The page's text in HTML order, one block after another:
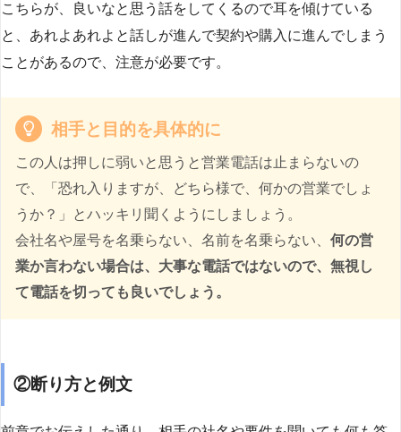
こちらが、良いなと思う話をしてくるので耳を傾けている
と、あれよあれよと話しが進んで契約や購入に進んでしまう
ことがあるので、注意が必要です。
相手と目的を具体的に
この人は押しに弱いと思うと営業電話は止まらないの
で、「恐れ入りますが、どちら様で、何かの営業でしょ
うか？」とハッキリ聞くようにしましょう。
会社名や屋号を名乗らない、名前を名乗らない、 何の営
業か言わない場合は、大事な電話ではないので、無視し
て電話を切っても良いでしょう。
②断り方と例文